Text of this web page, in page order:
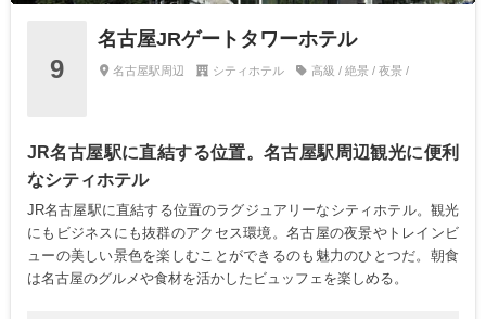
9
名古屋JRゲートタワーホテル
名古屋駅周辺 シティホテル 高級 / 絶景 / 夜景 /
JR名古屋駅に直結する位置。名古屋駅周辺観光に便利
なシティホテル
JR名古屋駅に直結する位置のラグジュアリーなシティホテル。観光
にもビジネスにも抜群のアクセス環境。名古屋の夜景やトレインビ
ューの美しい景色を楽しむことができるのも魅力のひとつだ。朝食
は名古屋のグルメや食材を活かしたビュッフェを楽しめる。